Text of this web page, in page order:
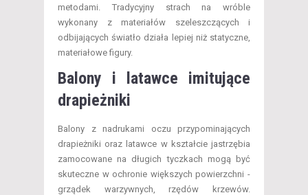
metodami. Tradycyjny strach na wróble
wykonany z materiałów szeleszczących i
odbijających światło działa lepiej niż statyczne,
materiałowe figury.
Balony i latawce imitujące
drapieżniki
Balony z nadrukami oczu przypominających
drapieżniki oraz latawce w kształcie jastrzębia
zamocowane na długich tyczkach mogą być
skuteczne w ochronie większych powierzchni -
grządek warzywnych, rzędów krzewów.